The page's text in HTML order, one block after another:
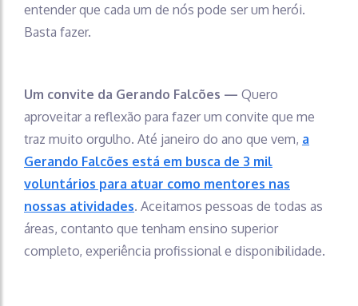
entender que cada um de nós pode ser um herói.
Basta fazer.
Um convite da Gerando Falcões — Quero
aproveitar a reflexão para fazer um convite que me
traz muito orgulho. Até janeiro do ano que vem, a
Gerando Falcões está em busca de 3 mil
voluntários para atuar como mentores nas
nossas atividades. Aceitamos pessoas de todas as
áreas, contanto que tenham ensino superior
completo, experiência profissional e disponibilidade.